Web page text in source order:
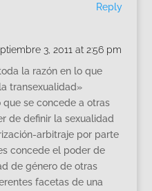
Reply
3, 2011 at 2:56 pm
la razón en lo que
transexualidad»
se concede a otras
de definir la sexualidad
arbitraje por parte
concede el poder de
de género de otras
facetas de una